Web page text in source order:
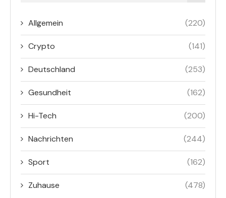
Allgemein (220)
Crypto (141)
Deutschland (253)
Gesundheit (162)
Hi-Tech (200)
Nachrichten (244)
Sport (162)
Zuhause (478)